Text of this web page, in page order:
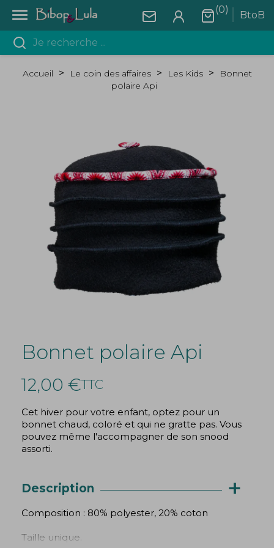
 BtoB
(0)
Accueil Le coin des affaires Les Kids
Bonnet
polaire Api
Bonnet polaire Api
12,00 €TTC
Cet hiver pour votre enfant, optez pour un
bonnet chaud, coloré et qui ne gratte pas. Vous
pouvez même l'accompagner de son snood
assorti.
Description +
Composition : 80% polyester, 20% coton
Taille unique.